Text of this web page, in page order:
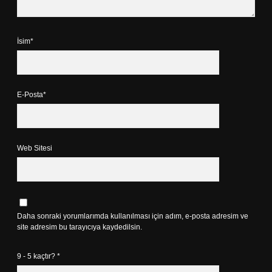
İsim*
E-Posta*
Web Sitesi
Daha sonraki yorumlarımda kullanılması için adım, e-posta adresim ve
site adresim bu tarayıcıya kaydedilsin.
9 - 5 kaçtır? *